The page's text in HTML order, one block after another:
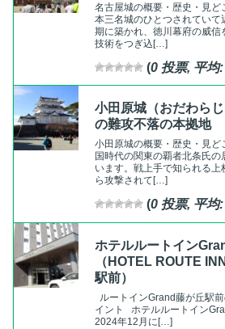
名古屋城の概要・歴史・見ど
本三名城のひとつされていて
期に築かれ、徳川幕府の威信
技術をつぎ込[…]
(0 投票, 平均:
小田原城（おだわら
の難攻不落の本拠地
小田原城の概要・歴史・見ど
国時代の関東の覇者北条氏の
います。戦上手で知られる上
ら攻撃されて[…]
(0 投票, 平均:
ホテルルートイン
（HOTEL ROUTE
駅前）
ルートインGrand藤が丘駅
イント ホテルルートイン
2024年12月に[…]